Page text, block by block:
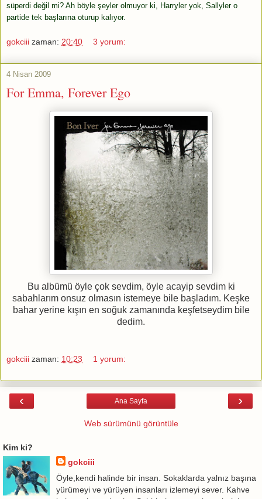
süperdi değil mi? Ah böyle şeyler olmuyor ki, Harryler yok, Sallyler o
partide tek başlarına oturup kalıyor.
gokciii zaman: 20:40 3 yorum:
4 Nisan 2009
For Emma, Forever Ego
Bu albümü öyle çok sevdim, öyle acayip sevdim ki
sabahlarım onsuz olmasın istemeye bile başladım. Keşke
bahar yerine kışın en soğuk zamanında keşfetseydim bile
dedim.
gokciii zaman: 10:23 1 yorum:
‹ ›
Ana Sayfa
Web sürümünü görüntüle
Kim ki?
gokciii
Öyle,kendi halinde bir insan. Sokaklarda yalnız başına
yürümeyi ve yürüyen insanları izlemeyi sever. Kahve